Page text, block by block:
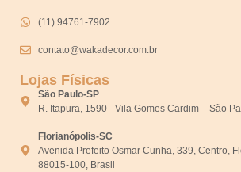
(11) 94761-7902
contato@wakadecor.com.br
Lojas Físicas
São Paulo-SP
R. Itapura, 1590 - Vila Gomes Cardim – São
Florianópolis-SC
Avenida Prefeito Osmar Cunha, 339, Centro,
88015-100, Brasil